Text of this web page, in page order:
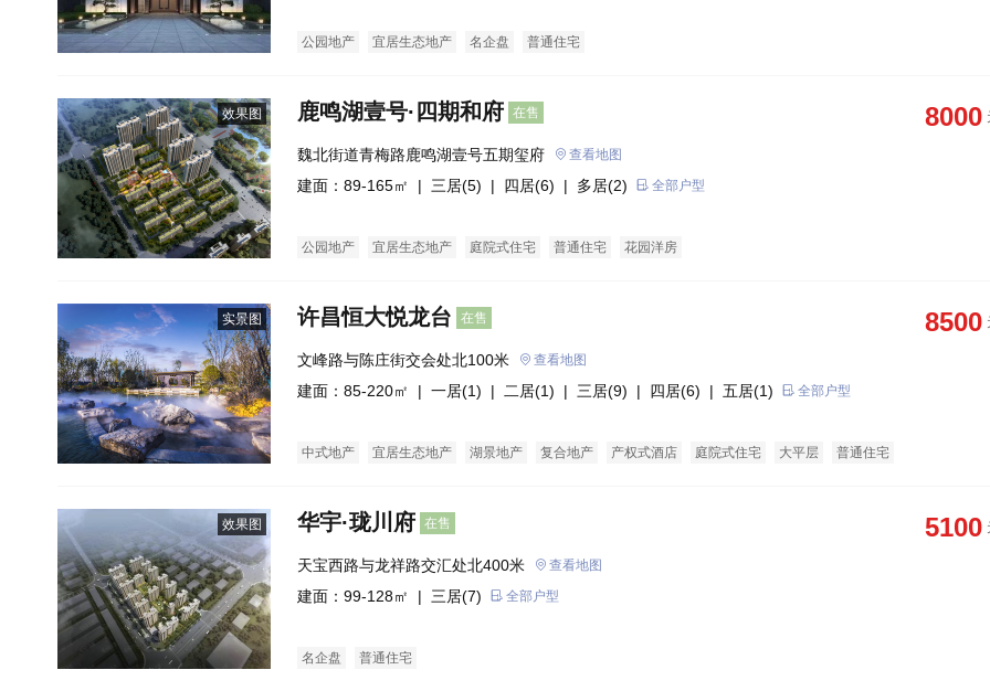
公园地产 宜居生态地产 名企盘 普通住宅
效果图 鹿鸣湖壹号·四期和府 在售 8000
魏北街道青梅路鹿鸣湖壹号五期玺府 查看地图
建面：89-165㎡ | 三居(5) | 四居(6) | 多居(2) 全部户型
公园地产 宜居生态地产 庭院式住宅 普通住宅 花园洋房
实景图 许昌恒大悦龙台 在售 8500
文峰路与陈庄街交会处北100米 查看地图
建面：85-220㎡ | 一居(1) | 二居(1) | 三居(9) | 四居(6) | 五居(1) 全部户型
中式地产 宜居生态地产 湖景地产 复合地产 产权式酒店 庭院式住宅 大平层 普通住宅
效果图 华宇·珑川府 在售 5100
天宝西路与龙祥路交汇处北400米 查看地图
建面：99-128㎡ | 三居(7) 全部户型
名企盘 普通住宅